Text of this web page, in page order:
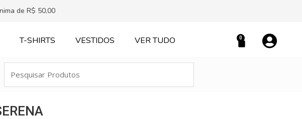
de R$ 50,00
T-SHIRTS VESTIDOS VER TUDO 0
Carrinho
Produtos